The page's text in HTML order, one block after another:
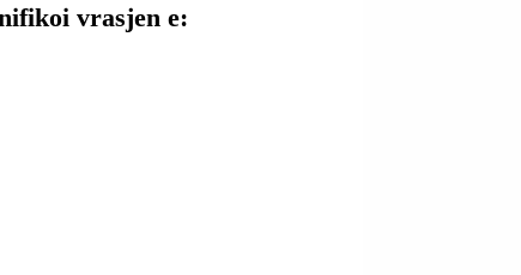
vrasjen e: